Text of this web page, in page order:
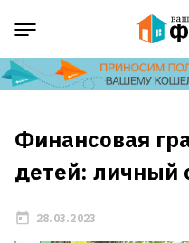
Финансовая
детей: личный
28.03.2023